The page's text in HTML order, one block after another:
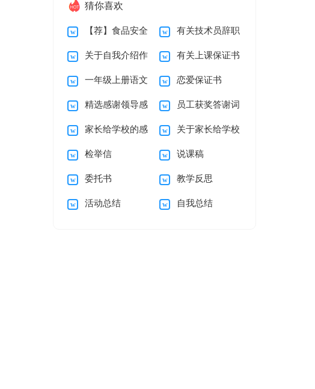
猜你喜欢
【荐】食品安全
承诺书
有关技术员辞职
报告四篇
关于自我介绍作
文锦集8篇
有关上课保证书
集锦十篇
一年级上册语文
教学计划模板汇总7
篇
恋爱保证书
精选感谢领导感
谢信合集七篇
员工获奖答谢词
家长给学校的感
谢信集合5篇
关于家长给学校
的感谢信汇编五篇
检举信 说课稿
委托书 教学反思
活动总结 自我总结